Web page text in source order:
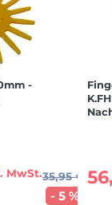
-
MwSt.35,95 €
- 5 %